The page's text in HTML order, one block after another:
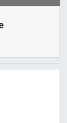
de Santa